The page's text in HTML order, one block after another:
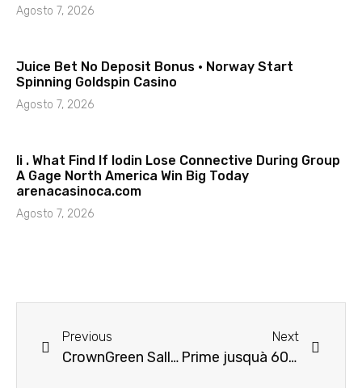
Agosto 7, 2026
Juice Bet No Deposit Bonus · Norway Start
Spinning Goldspin Casino
Agosto 7, 2026
Ii . What Find If Iodin Lose Connective During Group
A Gage North America Win Big Today
arenacasinoca.com
Agosto 7, 2026
Previous
CrownGreen Salle de jeu : supérieur 125 % jusqu’à 9 000 $ CA, 95 FS
Next
Prime jusquà 6000, 95 Tours Gratuits